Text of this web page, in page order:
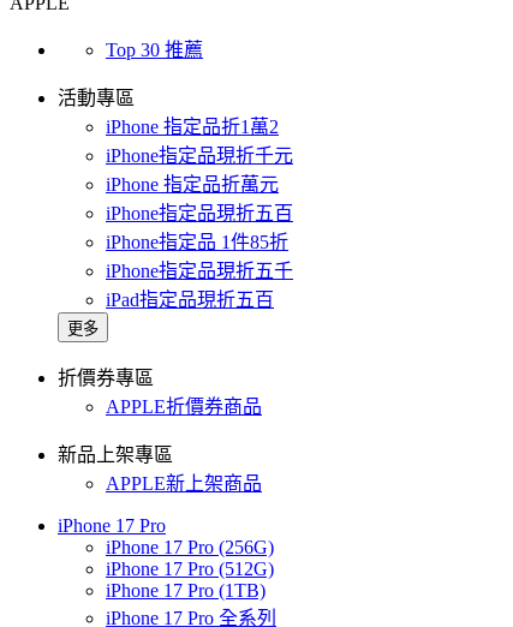
Top 30 推薦
活動專區
iPhone 指定品折1萬2
iPhone指定品現折千元
iPhone 指定品折萬元
iPhone指定品現折五百
iPhone指定品 1件85折
iPhone指定品現折五千
iPad指定品現折五百
更多
折價券專區
APPLE折價券商品
新品上架專區
APPLE新上架商品
iPhone 17 Pro
iPhone 17 Pro (256G)
iPhone 17 Pro (512G)
iPhone 17 Pro (1TB)
iPhone 17 Pro 全系列